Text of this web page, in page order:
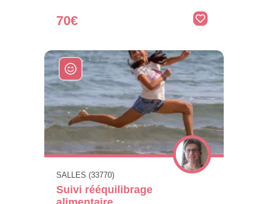
70€
SALLES (33770)
Suivi rééquilibrage